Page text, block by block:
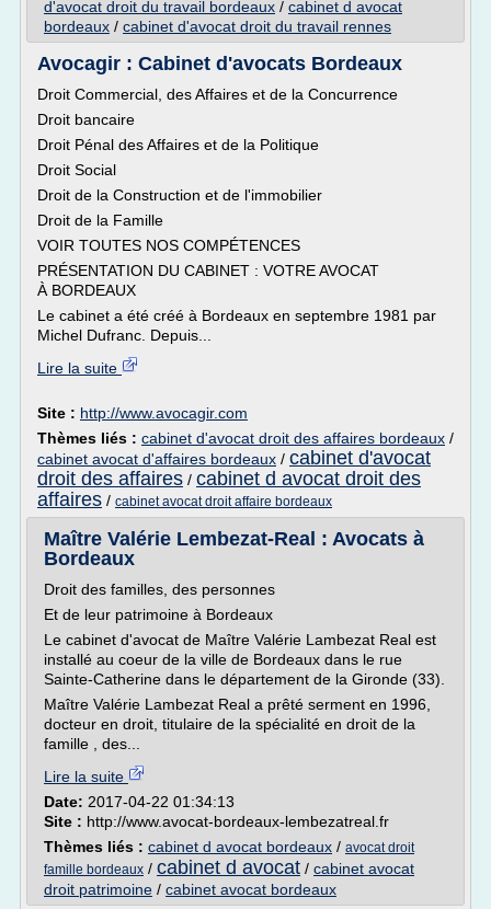
d'avocat droit du travail bordeaux / cabinet d avocat
bordeaux / cabinet d'avocat droit du travail rennes
Avocagir : Cabinet d'avocats Bordeaux
Droit Commercial, des Affaires et de la Concurrence
Droit bancaire
Droit Pénal des Affaires et de la Politique
Droit Social
Droit de la Construction et de l'immobilier
Droit de la Famille
VOIR TOUTES NOS COMPÉTENCES
PRÉSENTATION DU CABINET : VOTRE AVOCAT
À BORDEAUX
Le cabinet a été créé à Bordeaux en septembre 1981 par
Michel Dufranc. Depuis...
Lire la suite
Site : http://www.avocagir.com
Thèmes liés : cabinet d'avocat droit des affaires bordeaux /
cabinet avocat d'affaires bordeaux / cabinet d'avocat
droit des affaires / cabinet d avocat droit des
affaires / cabinet avocat droit affaire bordeaux
Maître Valérie Lembezat-Real : Avocats à
Bordeaux
Droit des familles, des personnes
Et de leur patrimoine à Bordeaux
Le cabinet d'avocat de Maître Valérie Lambezat Real est
installé au coeur de la ville de Bordeaux dans le rue
Sainte-Catherine dans le département de la Gironde (33).
Maître Valérie Lambezat Real a prêté serment en 1996,
docteur en droit, titulaire de la spécialité en droit de la
famille , des...
Lire la suite
Date: 2017-04-22 01:34:13
Site : http://www.avocat-bordeaux-lembezatreal.fr
Thèmes liés : cabinet d avocat bordeaux / avocat droit
famille bordeaux / cabinet d avocat / cabinet avocat
droit patrimoine / cabinet avocat bordeaux